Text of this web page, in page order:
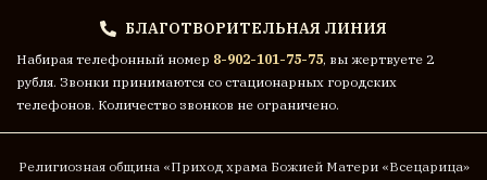
БЛАГОТВОРИТЕЛЬНАЯ ЛИНИЯ
Набирая телефонный номер 8-902-101-75-75, вы жертвуете 2
рубля. Звонки принимаются со стационарных городских
телефонов. Количество звонков не ограничено.
Религиозная община «Приход храма Божией Матери «Всецарица»